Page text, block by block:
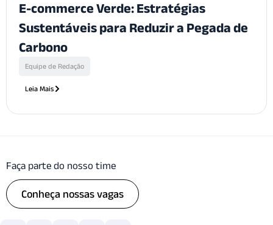
E-commerce Verde: Estratégias
Sustentáveis para Reduzir a Pegada de
Carbono
Equipe de Redação
Leia Mais
Faça parte do nosso time
Conheça nossas vagas